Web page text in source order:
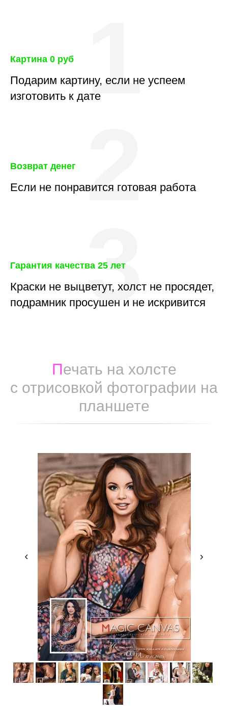
Картина 0 руб
Подарим картину, если не успеем
изготовить к дате1
Возврат денег
Если не понравится готовая работа
2
Гарантия качества 25 лет
Краски не выцветут, холст не просядет,
подрамник просушен и не искривится
3
Печать на холсте
с отрисовкой фотографии на
планшете